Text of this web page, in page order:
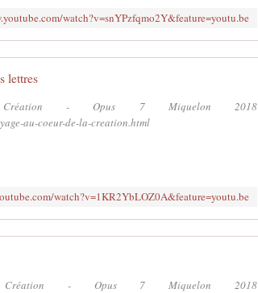
watch?v=snYPzfqmo2Y&feature=youtu.be
lettres
- Opus 7 Miquelon 2018
au-coeur-de-la-creation.html
watch?v=1KR2YbLOZ0A&feature=youtu.be
- Opus 7 Miquelon 2018